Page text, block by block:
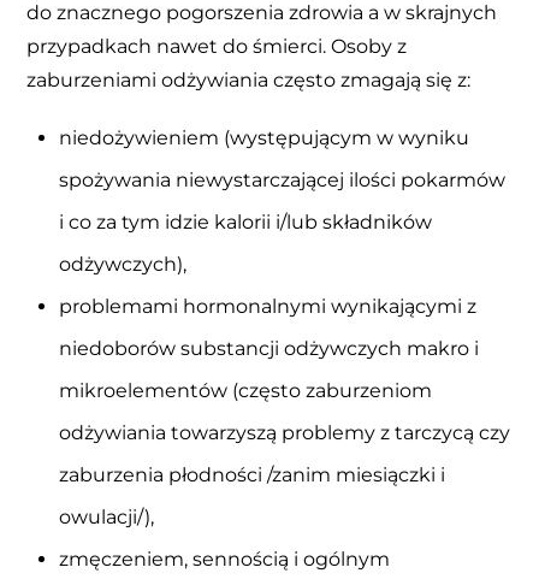
do znacznego pogorszenia zdrowia a w skrajnych
przypadkach nawet do śmierci. Osoby z
zaburzeniami odżywiania często zmagają się z:
niedożywieniem (występującym w wyniku
spożywania niewystarczającej ilości pokarmów
i co za tym idzie kalorii i/lub składników
odżywczych),
problemami hormonalnymi wynikającymi z
niedoborów substancji odżywczych makro i
mikroelementów (często zaburzeniom
odżywiania towarzyszą problemy z tarczycą czy
zaburzenia płodności /zanim miesiączki i
owulacji/),
zmęczeniem, sennością i ogólnym